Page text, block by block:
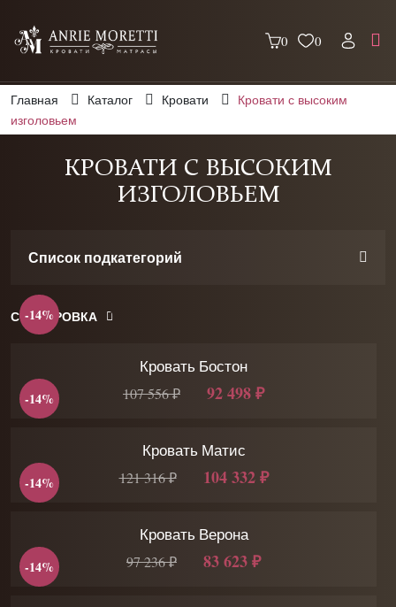
0 0
Главная Каталог Кровати
Кровати с высоким
изголовьем
КРОВАТИ С ВЫСОКИМ
ИЗГОЛОВЬЕМ
Список подкатегорий
СОРТИРОВКА
-14%
Кровать Бостон
107 556 ₽ 92 498 ₽
-14%
Кровать Матис
121 316 ₽ 104 332 ₽
-14%
Кровать Верона
97 236 ₽ 83 623 ₽
-14%